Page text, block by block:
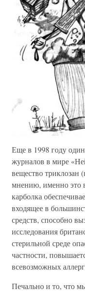
Еще в 1998 году
журналов в мире
вещество триклозан
мнению, именно это
карболка
входящее в
средств, способно
исследования
стерильной среде
частности,
всевозможных
Печально и то, что